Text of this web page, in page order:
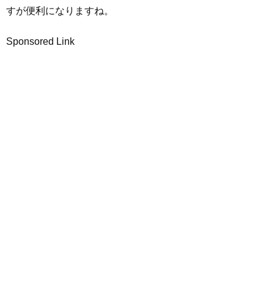
すが便利になりますね。
Sponsored Link